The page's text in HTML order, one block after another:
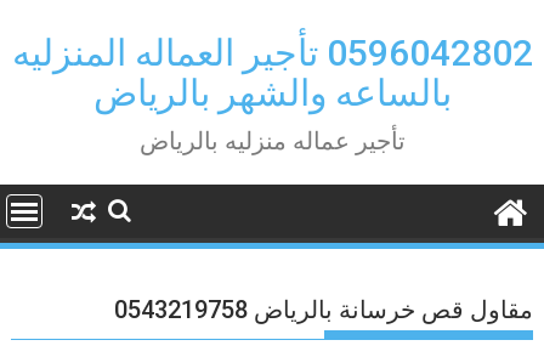
to
content
0596042802 تأجير العماله المنزليه
بالساعه والشهر بالرياض
تأجير عماله منزليه بالرياض
مقاول قص خرسانة بالرياض 0543219758